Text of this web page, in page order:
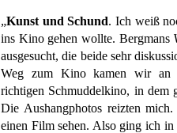
„Kunst und Schund. Ich weiß
ins Kino gehen wollte. Bergmans
ausgesucht, die beide sehr
Weg zum Kino kamen wir an
richtigen Schmuddelkino, in dem
Die Aushangphotos reizten
einen Film sehen. Also ging ich